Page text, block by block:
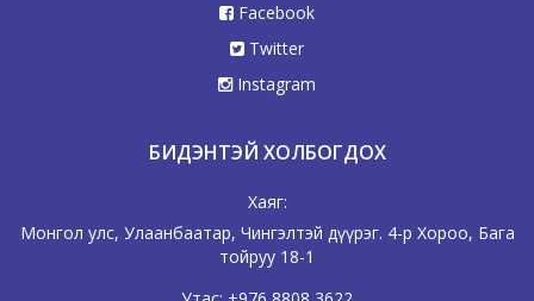
Facebook
Twitter
Instagram
БИДЭНТЭЙ ХОЛБОГДОХ
Хаяг:
Монгол улс, Улаанбаатар, Чингэлтэй дүүрэг. 4-р Хороо, Бага
тойруу 18-1